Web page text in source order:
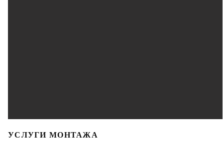
УСЛУГИ МОНТАЖА